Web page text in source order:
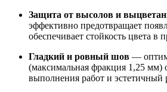
Защита от высолов и
эффективно предотвращает
обеспечивает стойкость цвета в
Гладкий и ровный шов —
(максимальная фракция 1,25 мм)
выполнения работ и эстетичный